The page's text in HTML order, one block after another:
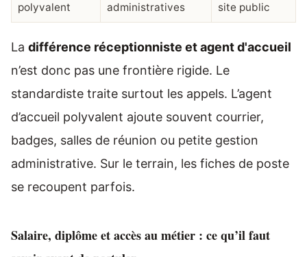
polyvalent
administratives
site public
La différence réceptionniste et agent d'accueil
n’est donc pas une frontière rigide. Le
standardiste traite surtout les appels. L’agent
d’accueil polyvalent ajoute souvent courrier,
badges, salles de réunion ou petite gestion
administrative. Sur le terrain, les fiches de poste
se recoupent parfois.
Salaire, diplôme et accès au métier : ce qu’il faut